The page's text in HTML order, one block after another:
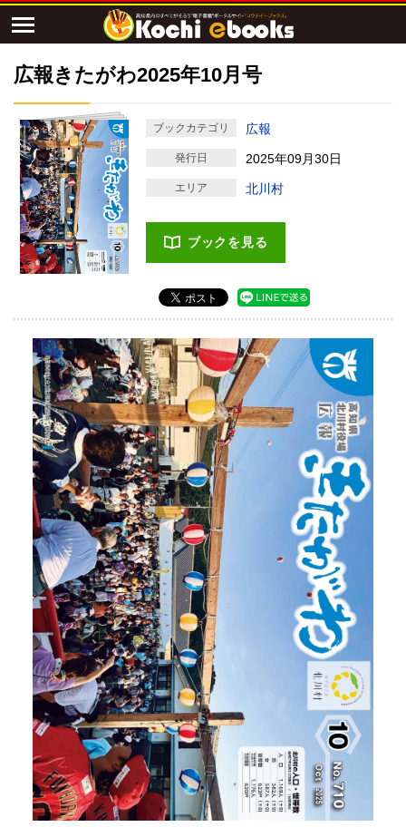
広報きたがわ2025年10月号
ブックカテゴリ 広報
発行日 2025年09月30日
エリア 北川村
ブックを見る